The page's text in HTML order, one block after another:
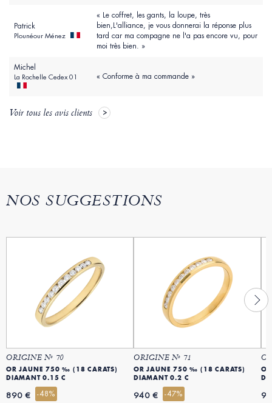
Patrick
Plounéour Ménez
« Le coffret, les gants, la loupe, très
bien,L'alliance, je vous donnerai la réponse plus
tard car ma compagne ne l'a pas encore vu, pour
moi très bien. »
Michel
La Rochelle Cedex 01 « Conforme à ma commande »
Voir tous les avis clients
NOS SUGGESTIONS
ORIGINE Nº 70
OR JAUNE 750 ‰ (18 CARATS)
DIAMANT 0.15 C
890 € -48%
ORIGINE Nº 71
OR JAUNE 750 ‰ (18 CARATS)
DIAMANT 0.2 C
940 € -47%